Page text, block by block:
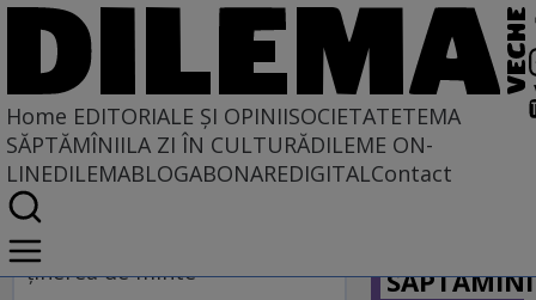
Home EDITORIALE ȘI OPINIISOCIETATETEMA
SĂPTĂMÎNIILA ZI ÎN CULTURĂDILEME ON-
LINEDILEMABLOGABONAREDIGITALContact
Home
EDITORIALE ȘI OPINII
ţinerea de minte